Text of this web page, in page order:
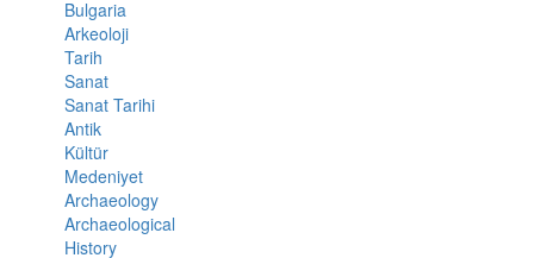
Bulgaria
Arkeoloji
Tarih
Sanat
Sanat Tarihi
Antik
Kültür
Medeniyet
Archaeology
Archaeological
History